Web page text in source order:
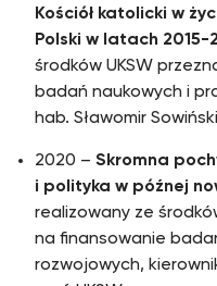
Kościół katolicki w
Polski w latach 2015-
środków UKSW
badań naukowych i
hab. Sławomir
2020 – Skromna
i polityka w późnej
realizowany ze
na finansowanie
rozwojowych,